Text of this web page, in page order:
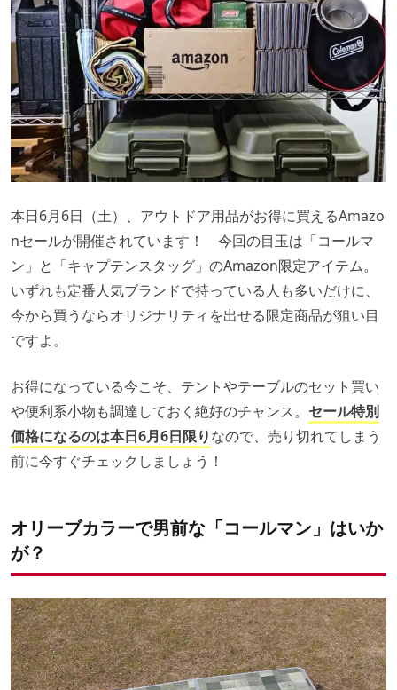
本日6月6日（土）、アウトドア用品がお得に買えるAmazo
nセールが開催されています！ 今回の目玉は「コールマ
ン」と「キャプテンスタッグ」のAmazon限定アイテム。
いずれも定番人気ブランドで持っている人も多いだけに、
今から買うならオリジナリティを出せる限定商品が狙い目
ですよ。
お得になっている今こそ、テントやテーブルのセット買い
や便利系小物も調達しておく絶好のチャンス。 セール特別
価格になるのは本日6月6日限りなので、売り切れてしまう
前に今すぐチェックしましょう！
オリーブカラーで男前な「コールマン」はいか
が？